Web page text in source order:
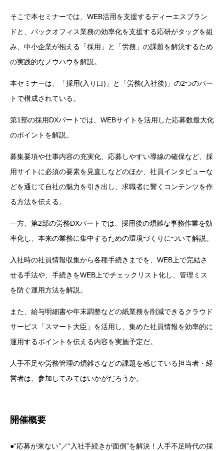
そこで本セミナーでは、WEB活用を支援するディーエスブラン
ドと、バックオフィス業務の効率化を支援する応研がタッグを組
み、中小企業が抱える「採用」と「労務」の課題を解決するため
の実践的なノウハウを解説。
本セミナーは、「採用(入り口)」と「労務(入社後)」の2つのパー
トで構成されている。
第1部の採用DXパートでは、WEBサイトを活用した応募数最大化
のポイントを解説。
募集要項や仕事内容の充実化、応募しやすい導線の確保など、採
用サイトに必須の要素を見直しなどのほか、社員インタビューな
どを通じて自社の魅力を引き出し、求職者に響くコンテンツを作
る方法を伝える。
一方、第2部の労務DXパートでは、採用後の煩雑な事務作業を効
率化し、本来の業務に集中するための環境づくりについて解説。
入社時の社員情報収集から各種手続きまでを、WEB上で完結さ
せる手法や、手続きをWEB上でチェックリスト化し、管理ミス
を防ぐ運用方法を解説。
また、給与明細書や年末調整などの紙業務を削減できるクラウド
サービス「スマート大臣」を活用し、集めた社員情報を効率的に
運用するポイントを伝える内容を実施予定だ。
人手不足や労務管理の煩雑さなどの課題を感じている担当者・経
営者は、参加してみてはいかがだろうか。
開催概要
●“応募が来ない”／“入社手続きが面倒”を解決！人手不足時代の採